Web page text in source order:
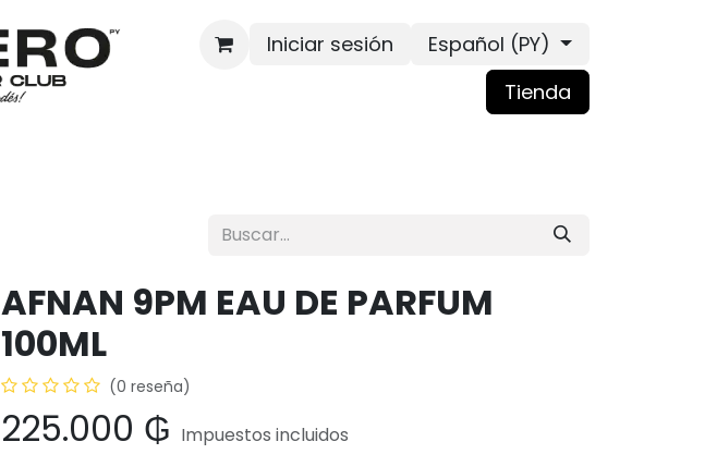
Iniciar sesión
Español (PY)
Tienda
AFNAN 9PM EAU DE PARFUM
100ML
(0 reseña)
225.000 ₲ Impuestos incluidos